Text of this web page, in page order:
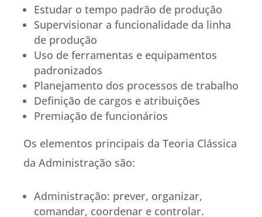
Estudar o tempo padrão de produção
Supervisionar a funcionalidade da linha
de produção
Uso de ferramentas e equipamentos
padronizados
Planejamento dos processos de trabalho
Definição de cargos e atribuições
Premiação de funcionários
Os elementos principais da Teoria Clássica
da Administração são:
Administração: prever, organizar,
comandar, coordenar e controlar.